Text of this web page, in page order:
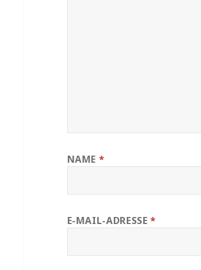
NAME *
E-MAIL-ADRESSE*